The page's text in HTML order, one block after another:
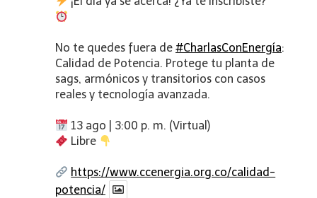
No te quedes fuera de #CharlasConEnergía:
Calidad de Potencia. Protege tu planta de
sags, armónicos y transitorios con casos
reales y tecnología avanzada.
13 ago | 3:00 p. m. (Virtual)
Libre
https://www.ccenergia.org.co/calidad-
potencia/